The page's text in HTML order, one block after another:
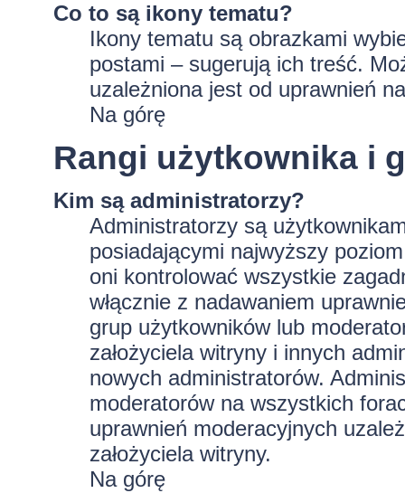
Co to są ikony tematu?
Ikony tematu są obrazkami
postami – sugerują ich treść.
uzależniona jest od uprawnień
Na górę
Rangi użytkownika i
Kim są administratorzy?
Administratorzy są
posiadającymi najwyższy
oni kontrolować wszystkie
włącznie z nadawaniem
grup użytkowników lub
założyciela witryny i innych
nowych administratorów.
moderatorów na wszystkich
uprawnień moderacyjnych
założyciela witryny.
Na górę